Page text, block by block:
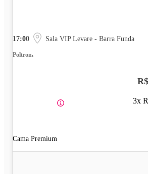
17:00 Sala VIP Levare - Barra Funda
Poltrona
Cama Premium
3x